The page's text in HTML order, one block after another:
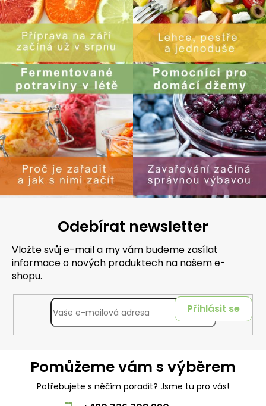
Odebírat newsletter
Vložte svůj e-mail a my vám budeme zasílat
informace o nových produktech na našem e-
shopu.
Přihlásit se
Pomůžeme vám s výběrem
Potřebujete s něčím poradit? Jsme tu pro vás!